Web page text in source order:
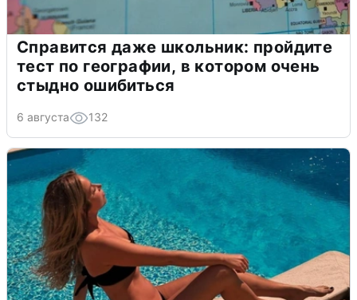
Справится даже школьник: пройдите
тест по географии, в котором очень
стыдно ошибиться
6 августа 132